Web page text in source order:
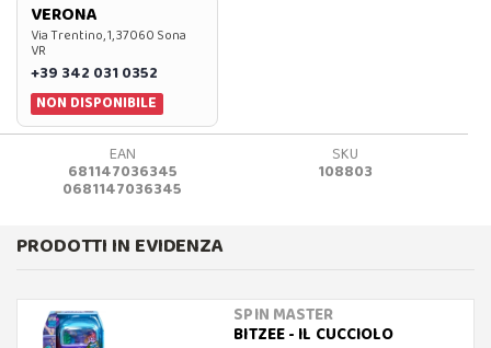
VERONA
Via Trentino, 1, 37060 Sona
VR
+39 342 031 0352
NON DISPONIBILE
EAN
681147036345
0681147036345
SKU
108803
PRODOTTI IN EVIDENZA
SPIN MASTER
BITZEE - IL CUCCIOLO